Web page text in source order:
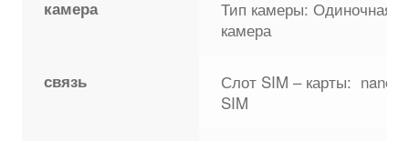
камера
Тип камеры: Одиночная
камера
связь
Слот SIM – карты: nano
SIM